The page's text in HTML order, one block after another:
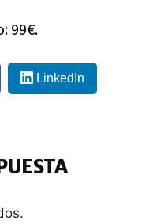
99€.
LinkedIn